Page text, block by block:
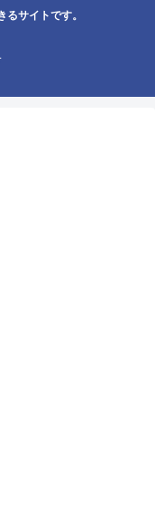
サイトです。